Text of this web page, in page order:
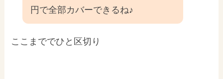
円で全部カバーできるね♪
ここまででひと区切り